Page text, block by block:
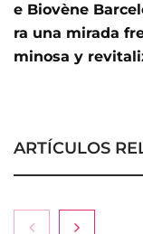
e Biovène
ra una mirada
minosa y
ARTÍCULOS